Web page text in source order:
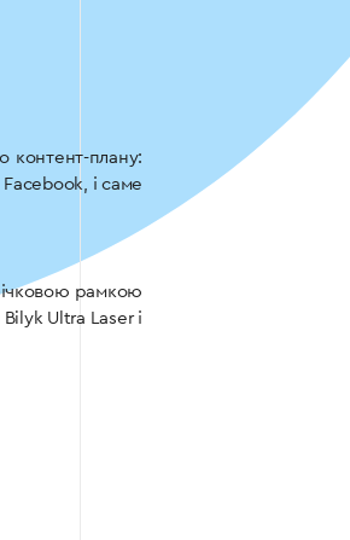
контент-плану:
і саме
рамкою
Ultra Laser і